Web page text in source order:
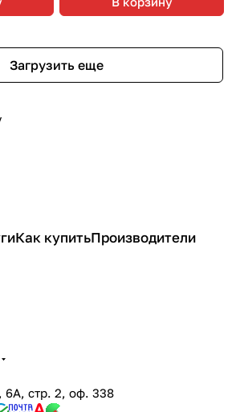
Загрузить еще
Как купитьПроизводители
6А, стр. 2, оф. 338